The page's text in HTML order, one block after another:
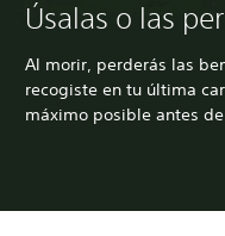
Úsalas o las
Al morir, perderás las
recogiste en tu última
máximo posible antes